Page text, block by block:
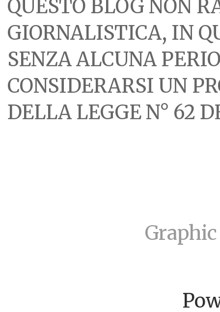
QUESTO BLOG NON
GIORNALISTICA, IN
SENZA ALCUNA
CONSIDERARSI UN
DELLA LEGGE N° 62